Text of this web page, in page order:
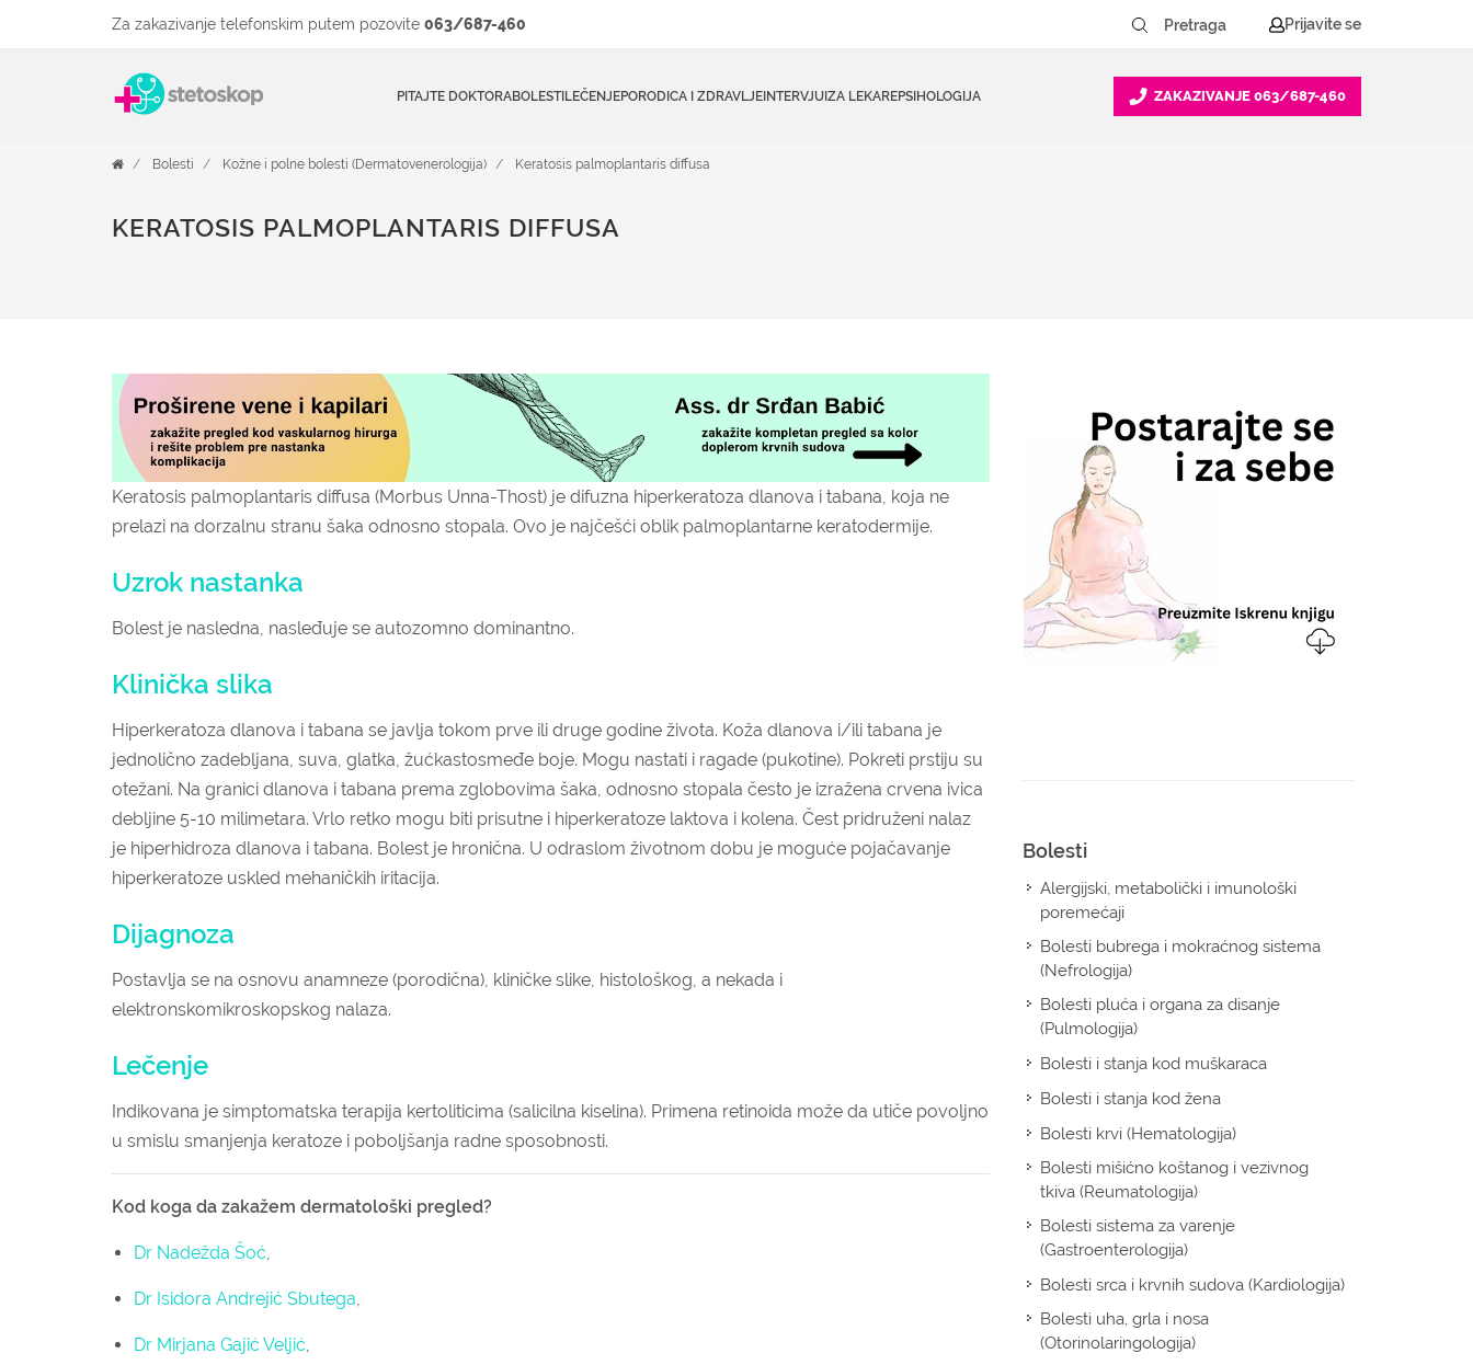
Za zakazivanje telefonskim putem pozovite 063/687-460 Prijavite se
PITAJTE DOKTORABOLESTILEČENJEPORODICA I ZDRAVLJEINTERVJUIZA LEKAREPSIHOLOGIJA ZAKAZIVANJE 063/687-460
Bolesti Kožne i polne bolesti (Dermatovenerologija) Keratosis palmoplantaris diffusa
KERATOSIS PALMOPLANTARIS DIFFUSA
Keratosis palmoplantaris diffusa (Morbus Unna-Thost) je difuzna hiperkeratoza dlanova i tabana, koja ne
prelazi na dorzalnu stranu šaka odnosno stopala. Ovo je najčešći oblik palmoplantarne keratodermije.
Uzrok nastanka
Bolest je nasledna, nasleđuje se autozomno dominantno.
Klinička slika
Hiperkeratoza dlanova i tabana se javlja tokom prve ili druge godine života. Koža dlanova i/ili tabana je
jednolično zadebljana, suva, glatka, žućkastosmeđe boje. Mogu nastati i ragade (pukotine). Pokreti prstiju su
otežani. Na granici dlanova i tabana prema zglobovima šaka, odnosno stopala često je izražena crvena ivica
debljine 5-10 milimetara. Vrlo retko mogu biti prisutne i hiperkeratoze laktova i kolena. Čest pridruženi nalaz
je hiperhidroza dlanova i tabana. Bolest je hronična. U odraslom životnom dobu je moguće pojačavanje
hiperkeratoze uskled mehaničkih iritacija.
Dijagnoza
Postavlja se na osnovu anamneze (porodična), kliničke slike, histološkog, a nekada i
elektronskomikroskopskog nalaza.
Lečenje
Indikovana je simptomatska terapija kertoliticima (salicilna kiselina). Primena retinoida može da utiče povoljno
u smislu smanjenja keratoze i poboljšanja radne sposobnosti.
Kod koga da zakažem dermatološki pregled?
Dr Nadežda Šoć,
Dr Isidora Andrejić Sbutega,
Dr Mirjana Gajić Veljić,
Bolesti
Alergijski, metabolički i imunološki
poremećaji
Bolesti bubrega i mokraćnog sistema
(Nefrologija)
Bolesti pluća i organa za disanje
(Pulmologija)
Bolesti i stanja kod muškaraca
Bolesti i stanja kod žena
Bolesti krvi (Hematologija)
Bolesti mišićno koštanog i vezivnog
tkiva (Reumatologija)
Bolesti sistema za varenje
(Gastroenterologija)
Bolesti srca i krvnih sudova (Kardiologija)
Bolesti uha, grla i nosa
(Otorinolaringologija)